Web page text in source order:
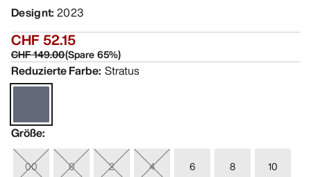
Designt: 2023
CHF 52.15
CHF 149.00(Spare65%)
Reduzierte Farbe: Stratus
Größe:
00 0 2 4 6 8 10